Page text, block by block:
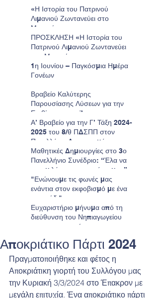
«Η Ιστορία του Πατρινού
Λιμανιού Ζωντανεύει στο
Μουσείο»
ΠΡΟΣΚΛΗΣΗ «Η Ιστορία του
Πατρινού Λιμανιού Ζωντανεύει
στο Μουσείο»
1η Ιουνίου – Παγκόσμια Ημέρα
Γονέων
Βραβείο Καλύτερης
Παρουσίασης Λύσεων για την
Επιβίωση στον Άρη για το
Νηπιαγωγείο μας.
Α’ Βραβείο για την Γ’ Τάξη 2024-
2025 του 8/θ ΠΔΣΠΠ στον
Πανελλήνιο Διαγωνισμό
Ζωγραφικής της Παιδικής
HELMEPA.
Μαθητικές Δημιουργίες στο 3ο
Πανελλήνιο Συνέδριο: “Έλα να
σου μιλήσω για τον τόπο μου”
"Ενώνουμε τις φωνές μας
ενάντια στον εκφοβισμό με ένα
τραγούδι"
Ευχαριστήριο μήνυμα από τη
διεύθυνση του Νηπιαγωγείου
προς τους γονείς
Αποκριάτικο Πάρτι 2024
Πραγματοποιήθηκε και φέτος η
Αποκριάτικη γιορτή του Συλλόγου μας
την Κυριακή 3/3/2024 στο Έπακρον με
μεγάλη επιτυχία. Ένα αποκριάτικο πάρτι